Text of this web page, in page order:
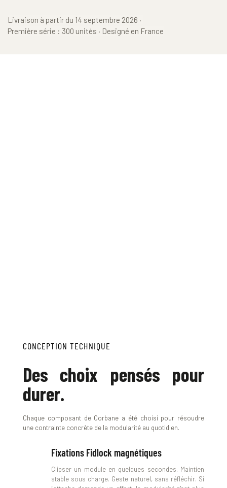
Livraison à partir du 14 septembre 2026 ·
Première série : 300 unités · Designé en France
CONCEPTION TECHNIQUE
Des choix pensés pour
durer.
Chaque composant de Corbane a été choisi pour résoudre
une contrainte concrète de la modularité au quotidien.
Fixations Fidlock magnétiques
Clipser un module en quelques secondes. Maintien
stable sous charge. Geste naturel, sans réfléchir. Si